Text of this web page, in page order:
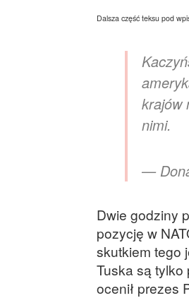
Dalsza część teksu pod
krajów
nimi.
—
Dwie godziny
pozycję w
skutkiem tego
Tuska są tylko
ocenił prezes